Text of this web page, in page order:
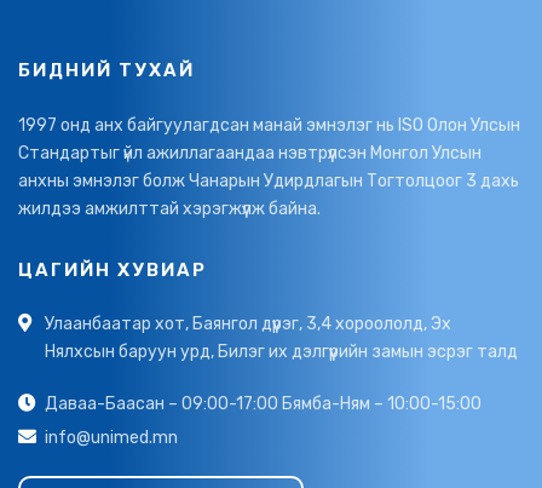
БИДНИЙ ТУХАЙ
1997 онд анх байгуулагдсан манай эмнэлэг нь ISO Олон Улсын
Стандартыг үйл ажиллагаандаа нэвтрүүлсэн Монгол Улсын
анхны эмнэлэг болж Чанарын Удирдлагын Тогтолцоог 3 дахь
жилдээ амжилттай хэрэгжүүлж байна.
ЦАГИЙН ХУВИАР
Улаанбаатар хот, Баянгол дүүрэг, 3,4 хороололд, Эх
Нялхсын баруун урд, Билэг их дэлгүүрийн замын эсрэг талд
Даваа-Баасан – 09:00-17:00 Бямба-Ням – 10:00-15:00
info@unimed.mn